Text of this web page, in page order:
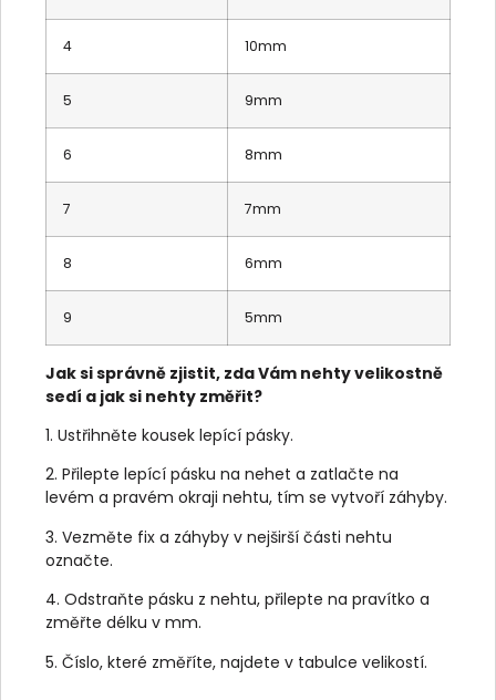
4 10mm
5 9mm
6 8mm
7 7mm
8 6mm
9 5mm
Jak si správně zjistit, zda Vám nehty velikostně
sedí a jak si nehty změřit?
1. Ustřihněte kousek lepící pásky.
2. Přilepte lepící pásku na nehet a zatlačte na
levém a pravém okraji nehtu, tím se vytvoří záhyby.
3. Vezměte fix a záhyby v nejširší části nehtu
označte.
4. Odstraňte pásku z nehtu, přilepte na pravítko a
změřte délku v mm.
5. Číslo, které změříte, najdete v tabulce velikostí.